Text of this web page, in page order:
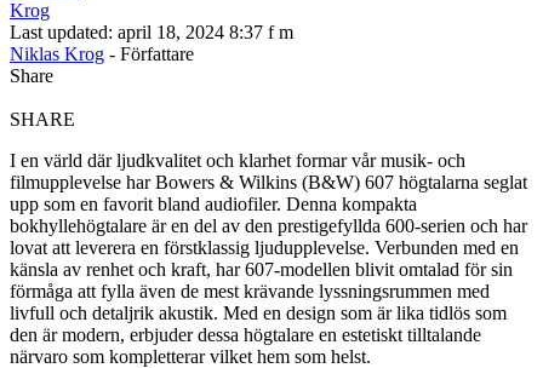
Last updated: april 18, 2024 8:37 f m
Niklas Krog - Författare
Share
SHARE
I en värld där ljudkvalitet och klarhet formar vår musik- och
filmupplevelse har Bowers & Wilkins (B&W) 607 högtalarna seglat
upp som en favorit bland audiofiler. Denna kompakta
bokhyllehögtalare är en del av den prestigefyllda 600-serien och har
lovat att leverera en förstklassig ljudupplevelse. Verbunden med en
känsla av renhet och kraft, har 607-modellen blivit omtalad för sin
förmåga att fylla även de mest krävande lyssningsrummen med
livfull och detaljrik akustik. Med en design som är lika tidlös som
den är modern, erbjuder dessa högtalare en estetiskt tilltalande
närvaro som kompletterar vilket hem som helst.